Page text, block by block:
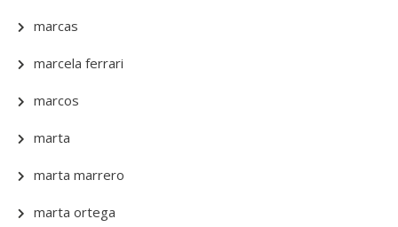
marcas
marcela ferrari
marcos
marta
marta marrero
marta ortega